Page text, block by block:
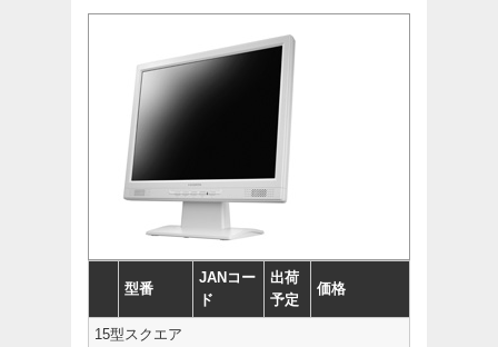
型番
JANコー
ド
出荷
予定
価格
15型スクエア